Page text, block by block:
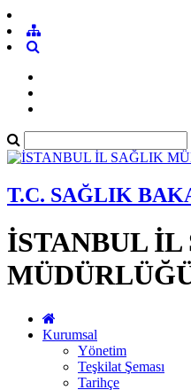
T.C. SAĞLIK
İSTANBUL
Kurumsal
Yönetim
Teşkilat Şeması
Tarihçe